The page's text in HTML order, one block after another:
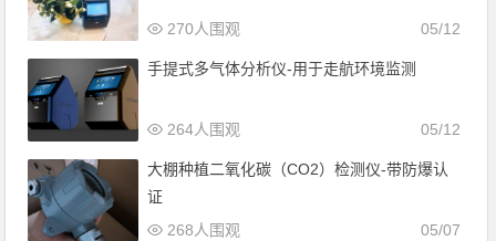
05/12
270人围观
手提式多气体分析仪-用于走航环境监测
05/12
264人围观
大棚种植二氧化碳（CO2）检测仪-带防爆认
证
05/07
268人围观